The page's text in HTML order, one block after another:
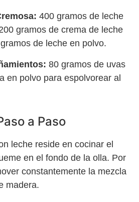
400 gramos de leche
gramos de crema de leche
de leche en polvo.
80 gramos de uvas
en polvo para espolvorear al
a Paso
leche reside en cocinar el
en el fondo de la olla. Por
constantemente la mezcla
madera.